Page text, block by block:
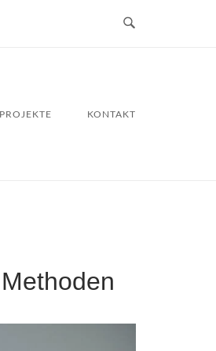
KONTAKT